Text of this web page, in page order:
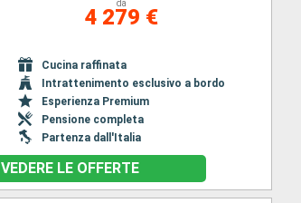
da
4 279 €
Cucina raffinata
Intrattenimento esclusivo a bordo
Esperienza Premium
Pensione completa
Partenza dall'Italia
VEDERE LE OFFERTE